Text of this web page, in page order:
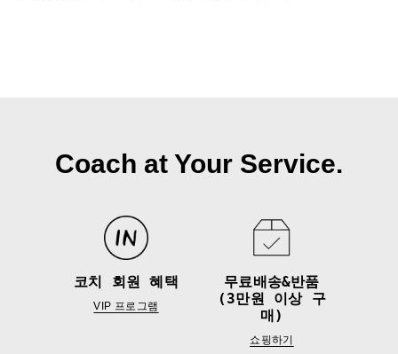
Coach at Your Service.
코치 회원 혜택
VIP 프로그램
무료배송&반품
(3만원 이상 구
매)
쇼핑하기